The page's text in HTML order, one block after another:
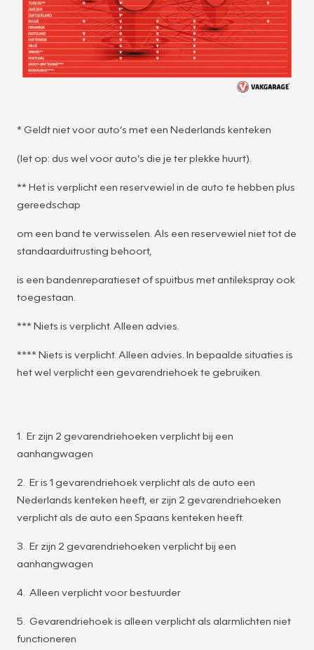
* Geldt niet voor auto’s met een Nederlands kenteken
(let op: dus wel voor auto’s die je ter plekke huurt).
** Het is verplicht een reservewiel in de auto te hebben plus
gereedschap
om een band te verwisselen. Als een reservewiel niet tot de
standaarduitrusting behoort,
is een bandenreparatieset of spuitbus met antilekspray ook
toegestaan.
*** Niets is verplicht. Alleen advies.
**** Niets is verplicht. Alleen advies. In bepaalde situaties is
het wel verplicht een gevarendriehoek te gebruiken.
1. Er zijn 2 gevarendriehoeken verplicht bij een
aanhangwagen
2. Er is 1 gevarendriehoek verplicht als de auto een
Nederlands kenteken heeft, er zijn 2 gevarendriehoeken
verplicht als de auto een Spaans kenteken heeft.
3. Er zijn 2 gevarendriehoeken verplicht bij een
aanhangwagen
4. Alleen verplicht voor bestuurder
5. Gevarendriehoek is alleen verplicht als alarmlichten niet
functioneren